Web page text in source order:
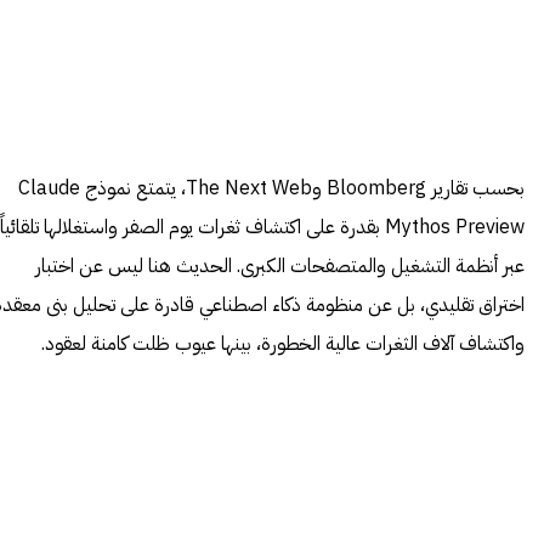
بحسب تقارير Bloomberg وThe Next Web، يتمتع نموذج Claude
Mythos Preview بقدرة على اكتشاف ثغرات يوم الصفر واستغلالها تلقائياً
عبر أنظمة التشغيل والمتصفحات الكبرى. الحديث هنا ليس عن اختبار
اختراق تقليدي، بل عن منظومة ذكاء اصطناعي قادرة على تحليل بنى
واكتشاف آلاف الثغرات عالية الخطورة، بينها عيوب ظلت كامنة لعقود.